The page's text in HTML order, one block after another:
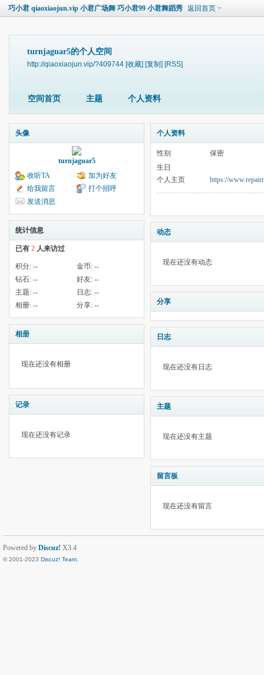
巧小君 qiaoxiaojun.vip 小君广场舞 巧小君99 小君舞蹈秀 返回首页
turnjaguar5的个人空间
http://qiaoxiaojun.vip/?409744 [收藏] [复制] [RSS]
空间首页 主题 个人资料
头像
turnjaguar5
收听TA
加为好友
给我留言
打个招呼
发送消息
统计信息
已有 2 人来访过
积分: -- 金币: --
钻石: -- 好友: --
主题: -- 日志: --
相册: -- 分享: --
相册
现在还没有相册
记录
现在还没有记录
个人资料
性别
保密
生日
个人主页
https://
动态
现在还没有动态
分享
日志
现在还没有日志
主题
现在还没有主题
留言板
现在还没有留言
Powered by Discuz! X3.4
© 2001-2023 Discuz! Team